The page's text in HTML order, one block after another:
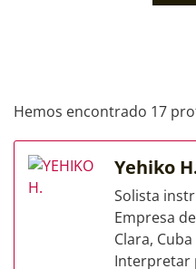
Hemos encontrado 17
Yehiko
Solista
Empresa
Clara,
Interpretar